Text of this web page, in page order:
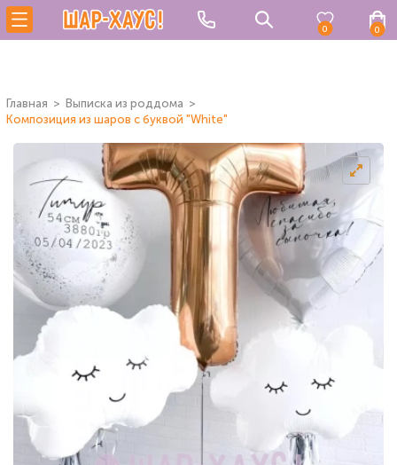
0 0
Главная
Выписка из роддома
Композиция из шаров с буквой "White"